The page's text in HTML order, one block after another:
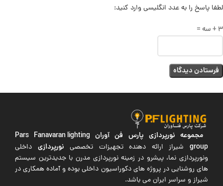
لطفا پاسخ را به عدد انگلیسی وارد کنید:
3 + سه =
مجموعه نورپردازی پارس فن آوران Pars Fanavaran lighting
groupشیراز ارائه دهنده تجهیزات تخصصی نورپردازی داخلی
ونورپردازی نما، پیشرو در زمینه نورپردازی مدرن با جدیدترین سیستم
های روشنایی در پروژه های دکوراسیون داخلی بوده و آماده همکاری در
شیراز و سراسر ایران می باشد.